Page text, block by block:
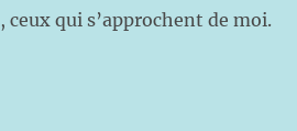
ceux qui s’approchent de moi.